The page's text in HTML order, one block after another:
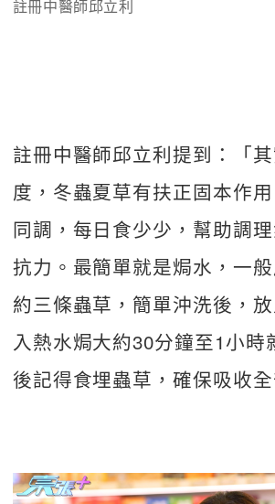
註冊中醫師邱立利
註冊中醫師邱立利提到：「
度，冬蟲夏草有扶正固本作
同調，每日食少少，幫助調
抗力。最簡單就是焗水，一
約三條蟲草，簡單沖洗後，
入熱水焗大約30分鐘至1小時
後記得食埋蟲草，確保吸收全